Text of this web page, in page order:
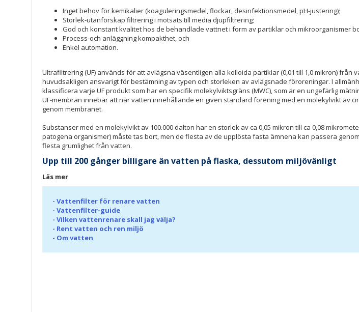
Inget behov för kemikalier (koaguleringsmedel, flockar, desinfektionsmedel, pH-justering);
Storlek-utanförskap filtrering i motsats till media djupfiltrering;
God och konstant kvalitet hos de behandlade vattnet i form av partiklar och mikroorganismer
Process-och anläggning kompakthet, och
Enkel automation.
Ultrafiltrering (UF) används för att avlägsna väsentligen alla kolloida partiklar (0,01 till 1,0 mikron)
huvudsakligen ansvarigt för bestämning av typen och storleken av avlägsnade föroreningar. I
klassificera varje UF produkt som har en specifik molekylviktsgräns (MWC), som är en ungefärlig
UF-membran innebär att när vatten innehållande en given standard förening med en molekylvikt av
genom membranet.
Substanser med en molekylvikt av 100.000 dalton har en storlek av ca 0,05 mikron till ca 0,08
patogena organismer) måste tas bort, men de flesta av de upplösta fasta ämnena kan passera
flesta grumlighet från vatten.
Upp till 200 gånger billigare än vatten på flaska, dessutom miljövänligt
Läs mer
- Vattenfilter för renare vatten
- Vattenfilter-guide
- Vilken vattenrenare skall jag välja?
- Rent vatten och ren miljö
- Om vatten